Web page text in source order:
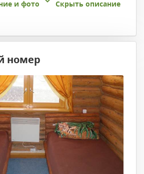
и фото
Скрыть описание
номер